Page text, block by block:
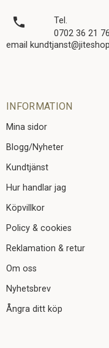
local_phone
Tel.
0702 36 21 76
email
INFORMATION
Mina sidor
Blogg/Nyheter
Kundtjänst
Hur handlar jag
Köpvillkor
Policy & cookies
Reklamation & retur
Om oss
Nyhetsbrev
Ångra ditt köp